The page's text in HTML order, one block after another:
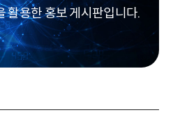
활용한 홍보 게시판입니다.